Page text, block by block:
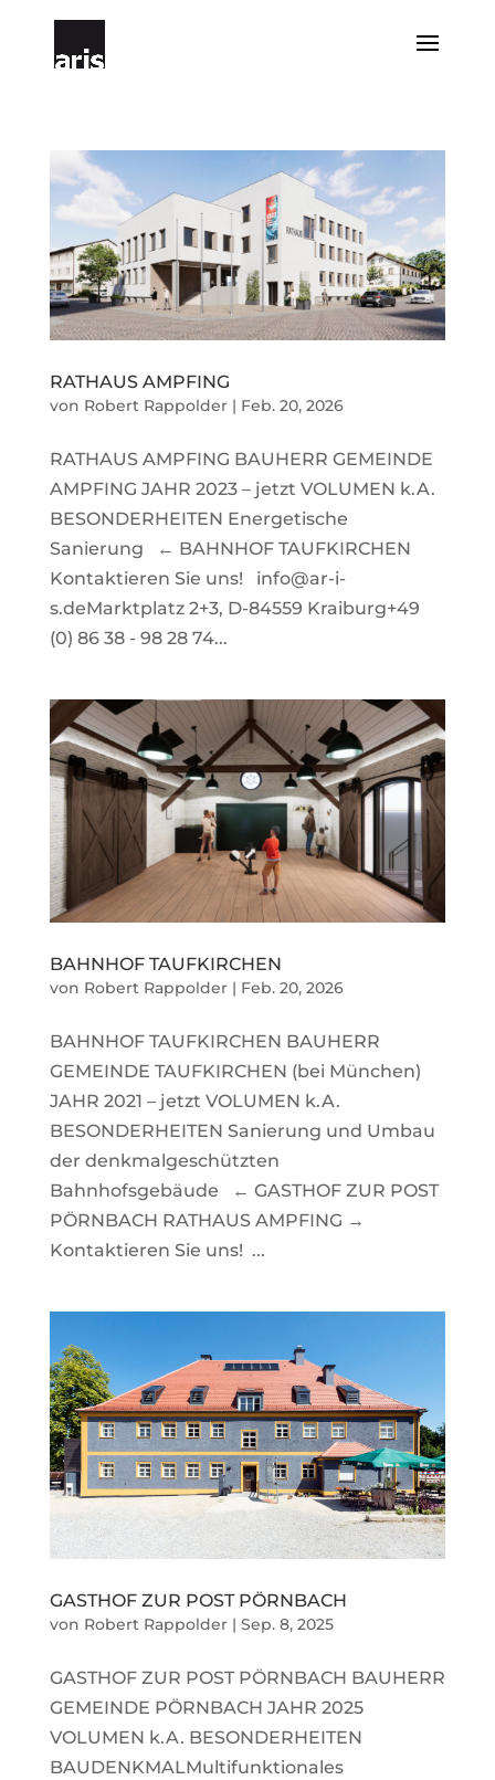
RATHAUS AMPFING
von Robert Rappolder| Feb. 20, 2026
RATHAUS AMPFING BAUHERR GEMEINDE
AMPFING JAHR 2023 – jetzt VOLUMEN k.A.
BESONDERHEITEN Energetische
Sanierung ← BAHNHOF TAUFKIRCHEN
Kontaktieren Sie uns! info@ar-i-
s.deMarktplatz 2+3, D-84559 Kraiburg+49
(0) 86 38 - 98 28 74...
BAHNHOF TAUFKIRCHEN
von Robert Rappolder| Feb. 20, 2026
BAHNHOF TAUFKIRCHEN BAUHERR
GEMEINDE TAUFKIRCHEN (bei München)
JAHR 2021 – jetzt VOLUMEN k.A.
BESONDERHEITEN Sanierung und Umbau
der denkmalgeschützten
Bahnhofsgebäude ← GASTHOF ZUR POST
PÖRNBACH RATHAUS AMPFING →
Kontaktieren Sie uns! ...
GASTHOF ZUR POST PÖRNBACH
von Robert Rappolder| Sep. 8, 2025
GASTHOF ZUR POST PÖRNBACH BAUHERR
GEMEINDE PÖRNBACH JAHR 2025
VOLUMEN k.A. BESONDERHEITEN
BAUDENKMALMultifunktionales